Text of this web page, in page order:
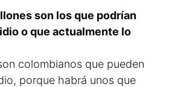
son los que podrían
o que actualmente lo
colombianos que pueden
porque habrá unos que